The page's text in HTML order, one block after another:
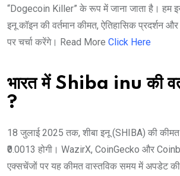
“Dogecoin Killer” के रूप में जाना जाता है। हम
इनू कॉइन की वर्तमान कीमत, ऐतिहासिक प्रदर्शन
पर चर्चा करेंगे। Read More Click Here
भारत में Shiba inu की
?
18 जुलाई 2025 तक, शीबा इनू (SHIBA) की
₹0.0013 होगी। WazirX, CoinGecko और
एक्सचेंजों पर यह कीमत वास्तविक समय में अपडेट